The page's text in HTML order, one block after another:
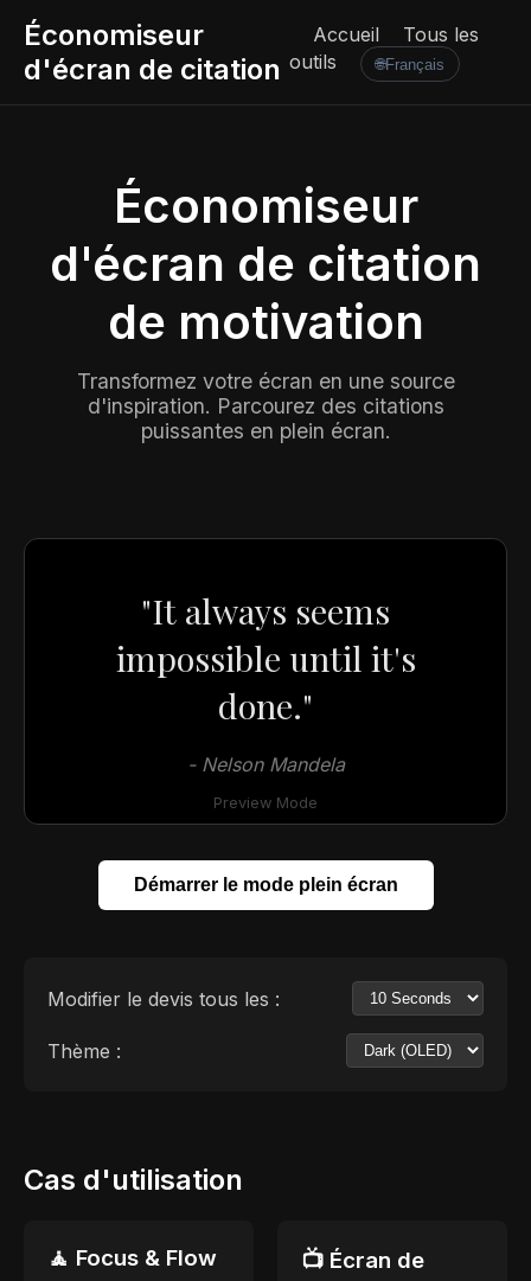
Économiseur
d'écran de citation
Accueil
Tous les
outils
🌐Français
Économiseur
d'écran de citation
de motivation
Transformez votre écran en une source
d'inspiration. Parcourez des citations
puissantes en plein écran.
"It always seems
impossible until it's
done."
- Nelson Mandela
Preview Mode
Démarrer le mode plein écran
Modifier le devis tous les :
Thème :
Cas d'utilisation
🧘 Focus & Flow
📺 Écran de